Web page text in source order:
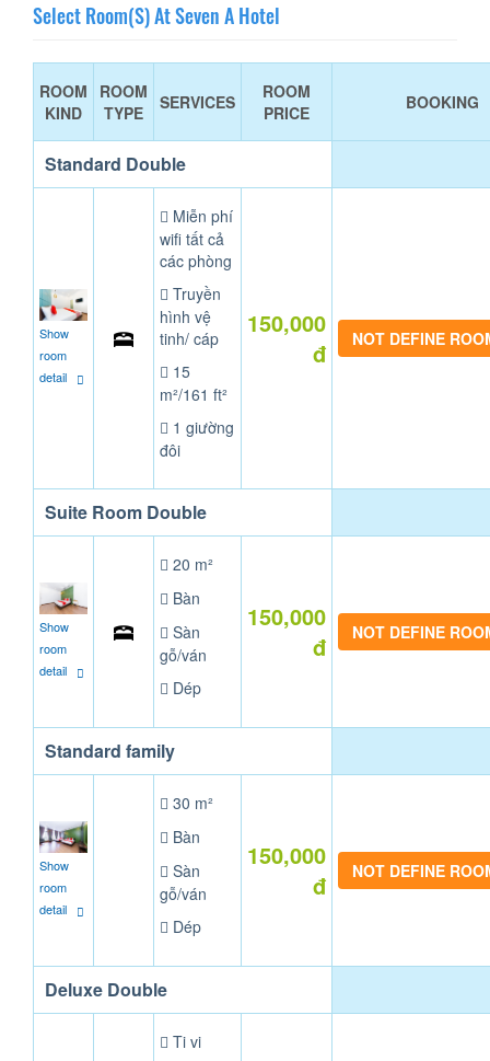
Select Room(s) At Seven A Hotel
ROOM
KIND
ROOM
TYPE
SERVICES
ROOM
PRICE
BOOKING
Standard Double
Show
room
detail
Miễn phí
wifi tất cả
các phòng
Truyền
hình vệ
tinh/ cáp
15
m²/161 ft²
1 giường
đôi
150,000
đ
NOT DEFINE
Suite Room Double
Show
room
detail
20 m²
Bàn
Sàn
gỗ/ván
Dép
150,000
đ
NOT DEFINE
Standard family
Show
room
detail
30 m²
Bàn
Sàn
gỗ/ván
Dép
150,000
đ
NOT DEFINE
Deluxe Double
Ti vi